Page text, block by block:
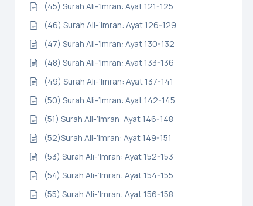
(45) Surah Ali-‘Imran: Ayat 121-125
(46) Surah Ali-‘Imran: Ayat 126-129
(47) Surah Ali-‘Imran: Ayat 130-132
(48) Surah Ali-‘Imran: Ayat 133-136
(49) Surah Ali-‘Imran: Ayat 137-141
(50) Surah Ali-‘Imran: Ayat 142-145
(51) Surah Ali-‘Imran: Ayat 146-148
(52)Surah Ali-‘Imran: Ayat 149-151
(53) Surah Ali-‘Imran: Ayat 152-153
(54) Surah Ali-‘Imran: Ayat 154-155
(55) Surah Ali-‘Imran: Ayat 156-158